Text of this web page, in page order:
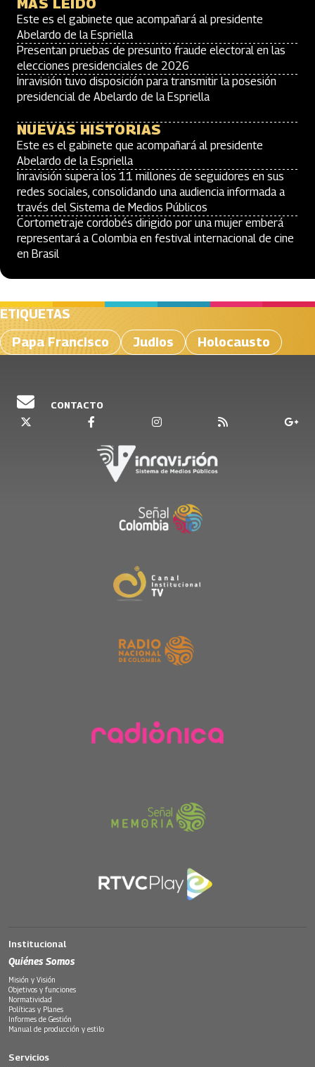
MÁS LEÍDO
Este es el gabinete que acompañará al presidente
Abelardo de la Espriella
Presentan pruebas de presunto fraude electoral en las
elecciones presidenciales de 2026
Inravisión tuvo disposición para transmitir la posesión
presidencial de Abelardo de la Espriella
NUEVAS HISTORIAS
Este es el gabinete que acompañará al presidente
Abelardo de la Espriella
Inravisión supera los 11 millones de seguidores en sus
redes sociales, consolidando una audiencia informada a
través del Sistema de Medios Públicos
Cortometraje cordobés dirigido por una mujer emberá
representará a Colombia en festival internacional de cine
en Brasil
ETIQUETAS
Papa Francisco
Judios Holocausto
CONTACTO
Institucional
Quiénes Somos
Misión y Visión
Objetivos y funciones
Normatividad
Políticas y Planes
Informes de Gestión
Manual de producción y estilo
Servicios